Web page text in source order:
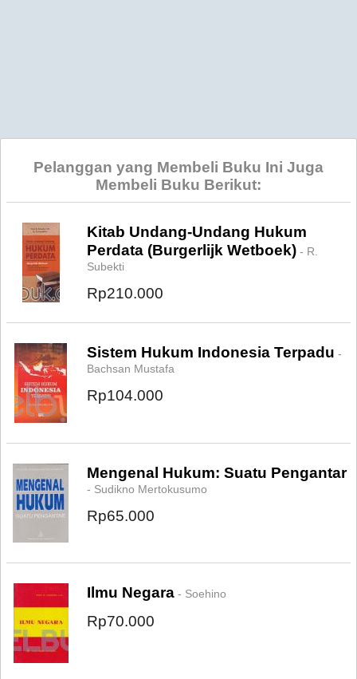
Pelanggan yang Membeli Buku Ini Juga
Membeli Buku Berikut:
Kitab Undang-Undang Hukum
Perdata (Burgerlijk Wetboek) - R.
Subekti
Rp210.000
Sistem Hukum Indonesia Terpadu -
Bachsan Mustafa
Rp104.000
Mengenal Hukum: Suatu Pengantar
- Sudikno Mertokusumo
Rp65.000
Ilmu Negara - Soehino
Rp70.000